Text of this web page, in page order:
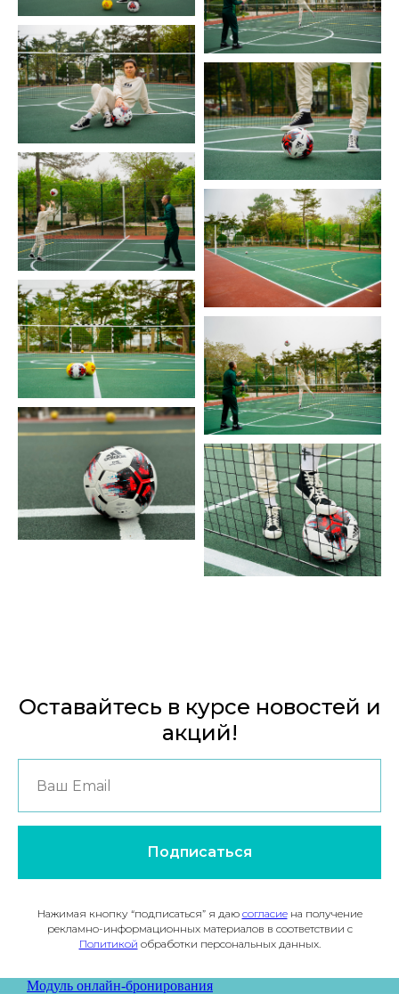
Оставайтесь в курсе новостей и
акций!
Подписаться
Нажимая кнопку “подписаться” я даю согласиена получение
рекламно-информационных материалов в соответствии с
Политикой обработки персональных данных.
Модуль онлайн-бронирования